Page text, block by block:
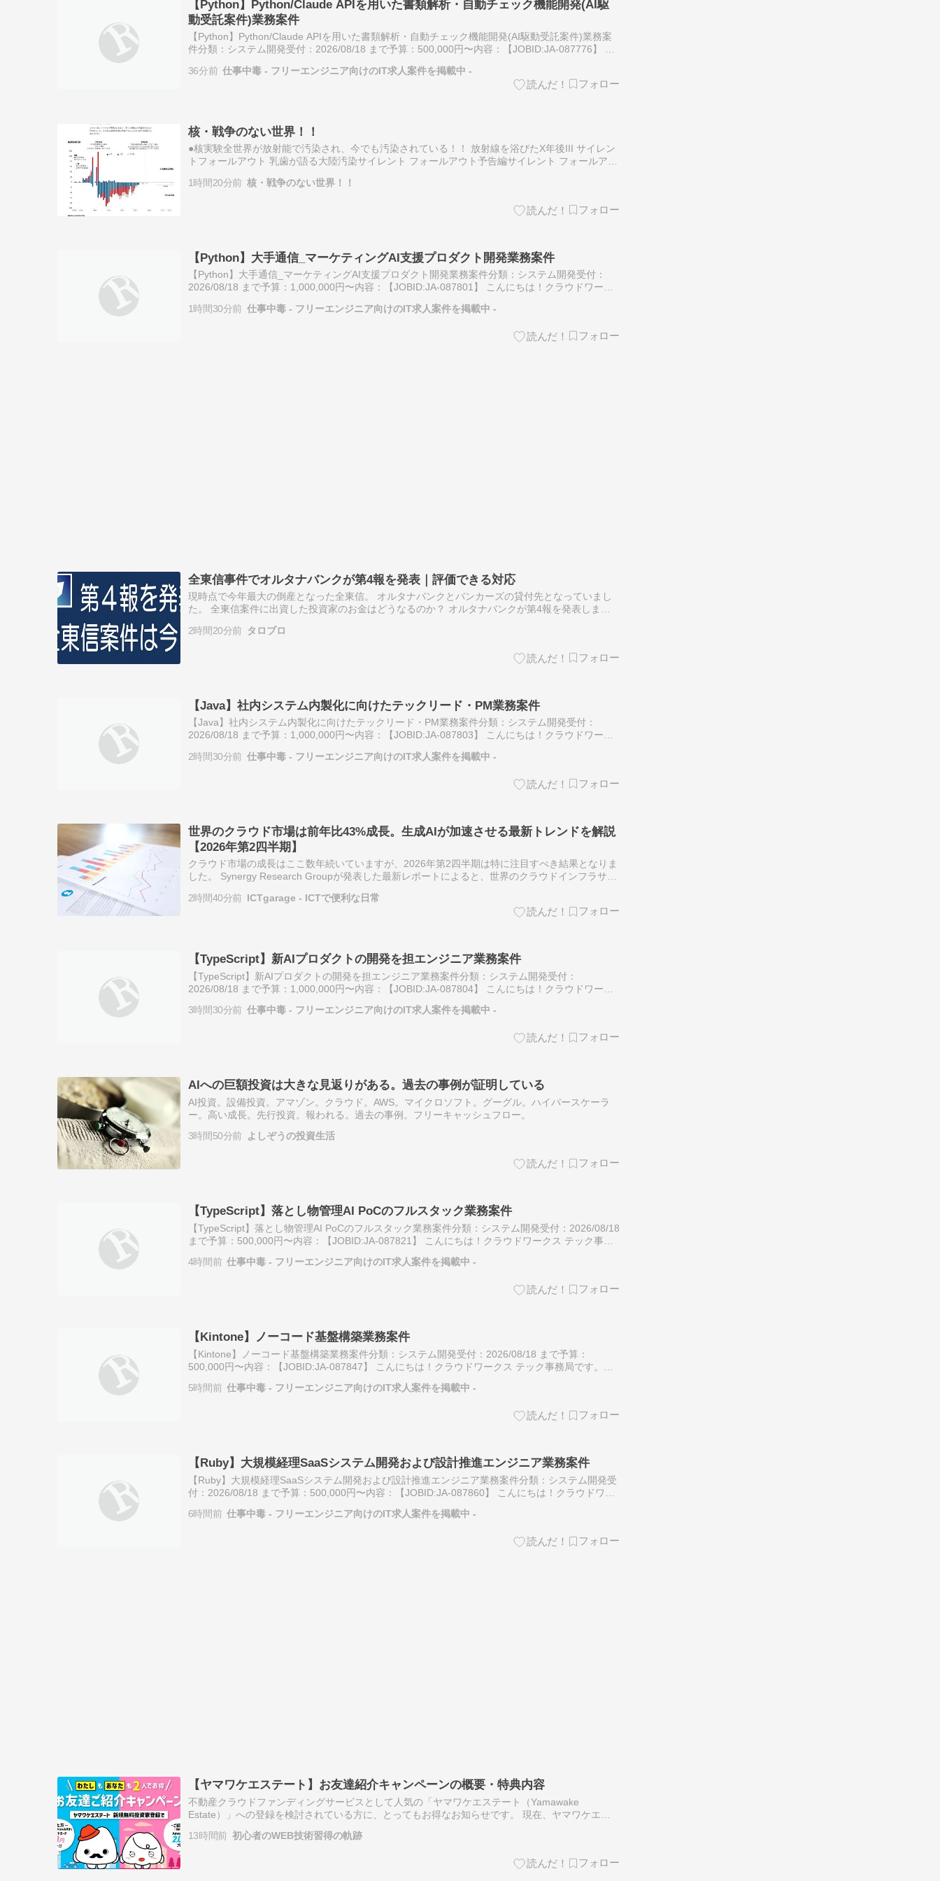
【Python】Python/Claude APIを用いた書類解析・自動チェック機能開発(AI駆
動受託案件)業務案件
【Python】Python/Claude APIを用いた書類解析・自動チェック機能開発(AI駆動受託案件)業務案
件分類：システム開発受付：2026/08/18 まで予算：500,000円〜内容：【JOBID:JA-087776】 こ
36分前 仕事中毒 - フリーエンジニア向けのIT求人案件を掲載中 -
核・戦争のない世界！！
●核実験全世界が放射能で汚染され、今でも汚染されている！！ 放射線を浴びたX年後III サイレン
トフォールアウト 乳歯が語る大陸汚染サイレント フォールアウト予告編サイレント フォールアウ
と今…
1時間20分前 核・戦争のない世界！！
【Python】大手通信_マーケティングAI支援プロダクト開発業務案件
【Python】大手通信_マーケティングAI支援プロダクト開発業務案件分類：システム開発受付：
2026/08/18 まで予算：1,000,000円〜内容：【JOBID:JA-087801】 こんにちは！クラウドワーク
1時間30分前 仕事中毒 - フリーエンジニア向けのIT求人案件を掲載中 -
全東信事件でオルタナバンクが第4報を発表｜評価できる対応
現時点で今年最大の倒産となった全東信。 オルタナバンクとバンカーズの貸付先となっていまし
た。 全東信案件に出資した投資家のお金はどうなるのか？ オルタナバンクが第4報を発表しまし
ァン、全業…
2時間20分前 タロブロ
【Java】社内システム内製化に向けたテックリード・PM業務案件
【Java】社内システム内製化に向けたテックリード・PM業務案件分類：システム開発受付：
2026/08/18 まで予算：1,000,000円〜内容：【JOBID:JA-087803】 こんにちは！クラウドワーク
2時間30分前 仕事中毒 - フリーエンジニア向けのIT求人案件を掲載中 -
世界のクラウド市場は前年比43%成長。生成AIが加速させる最新トレンドを解説
【2026年第2四半期】
クラウド市場の成長はここ数年続いていますが、2026年第2四半期は特に注目すべき結果となりま
した。 Synergy Research Groupが発表した最新レポートによると、世界のクラウドインフラサー
2時間40分前 ICTgarage - ICTで便利な日常
【TypeScript】新AIプロダクトの開発を担エンジニア業務案件
【TypeScript】新AIプロダクトの開発を担エンジニア業務案件分類：システム開発受付：
2026/08/18 まで予算：1,000,000円〜内容：【JOBID:JA-087804】 こんにちは！クラウドワーク
3時間30分前 仕事中毒 - フリーエンジニア向けのIT求人案件を掲載中 -
AIへの巨額投資は大きな見返りがある。過去の事例が証明している
AI投資。設備投資。アマゾン。クラウド。AWS。マイクロソフト。グーグル。ハイパースケーラ
ー。高い成長。先行投資。報われる。過去の事例。フリーキャッシュフロー。
3時間50分前
よしぞうの投資生活
【TypeScript】落とし物管理AI PoCのフルスタック業務案件
【TypeScript】落とし物管理AI PoCのフルスタック業務案件分類：システム開発受付：2026/08/18
まで予算：500,000円〜内容：【JOBID:JA-087821】 こんにちは！クラウドワークス テック事務
4時間前 仕事中毒 - フリーエンジニア向けのIT求人案件を掲載中 -
【Kintone】ノーコード基盤構築業務案件
【Kintone】ノーコード基盤構築業務案件分類：システム開発受付：2026/08/18 まで予算：
500,000円〜内容：【JOBID:JA-087847】 こんにちは！クラウドワークス テック事務局です。
5時間前 仕事中毒 - フリーエンジニア向けのIT求人案件を掲載中 -
【Ruby】大規模経理SaaSシステム開発および設計推進エンジニア業務案件
【Ruby】大規模経理SaaSシステム開発および設計推進エンジニア業務案件分類：システム開発受
付：2026/08/18 まで予算：500,000円〜内容：【JOBID:JA-087860】 こんにちは！クラウドワー
6時間前 仕事中毒 - フリーエンジニア向けのIT求人案件を掲載中 -
【ヤマワケエステート】お友達紹介キャンペーンの概要・特典内容
不動産クラウドファンディングサービスとして人気の「ヤマワケエステート（Yamawake
Estate）」への登録を検討されている方に、とってもお得なお知らせです。 現在、ヤマワケエス
分…
13時間前 初心者のWEB技術習得の軌跡